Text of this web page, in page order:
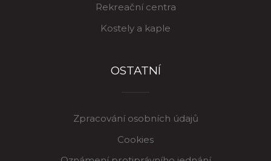
Rekreační centra
Kostely a kaple
OSTATNÍ
Zpracování osobních údajů
Cookies